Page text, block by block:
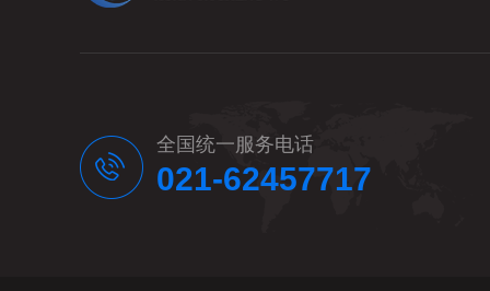
全国统一服务电话
021-62457717